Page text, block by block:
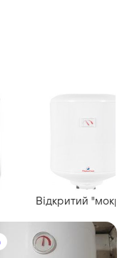
Відкритий